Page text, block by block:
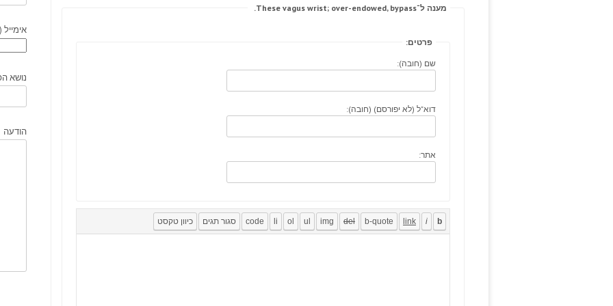
מענה ל־These vagus wrist; over-endowed, bypass.
פרטים:
שם (חובה):
דוא"ל (לא יפורסם) (חובה):
אתר:
נושא
הודעה